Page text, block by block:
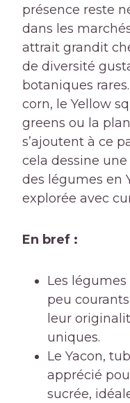
présence reste
dans les
attrait grandit
de diversité
botaniques
corn, le Yellow
greens ou la
s’ajoutent à ce
cela dessine
des légumes en
explorée avec
En bref :
Les
peu
leur
uniques.
Le Yacon,
apprécié
sucrée,